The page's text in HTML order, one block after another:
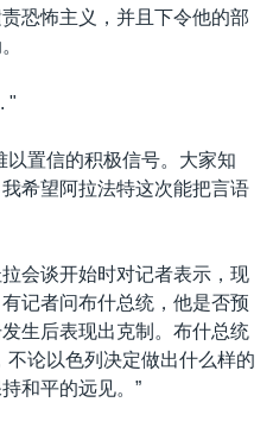
恐怖主义，并且下令他的部
"
以置信的积极信号。大家知
希望阿拉法特这次能把言语
会谈开始时对记者表示，现
记者问布什总统，他是否预
生后表现出克制。布什总统
不论以色列决定做出什么样的
和平的远见。”